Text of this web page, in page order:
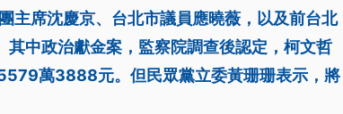
主席沈慶京、台北市議員應曉薇，以及前台北
中政治獻金案，監察院調查後認定，柯文哲
萬3888元。但民眾黨立委黃珊珊表示，將